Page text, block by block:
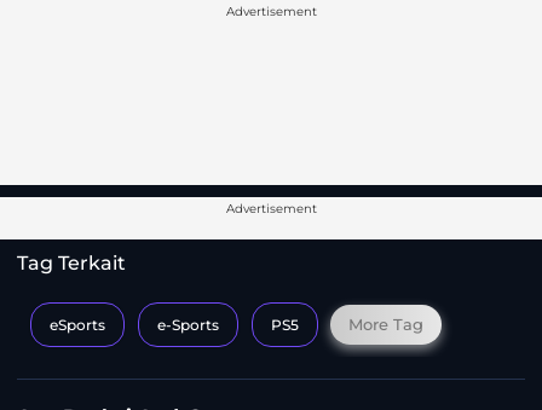
Advertisement
Advertisement
Tag Terkait
eSports e-Sports PS5 More Tag